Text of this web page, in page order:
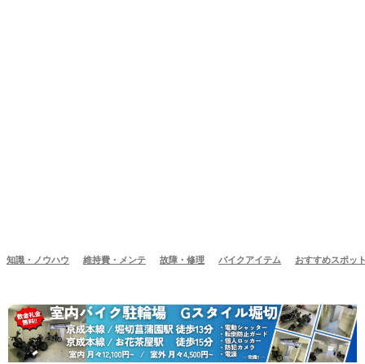
知識・ノウハウ 維持費・メンテ 故障・修理 バイクアイテム おすすめスポッ